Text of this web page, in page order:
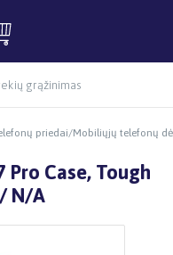
grąžinimas
priedai/Mobiliųjų telefonų
Pro Case, Tough
N/A